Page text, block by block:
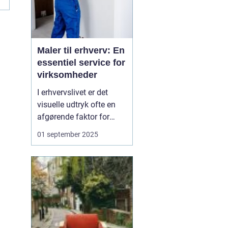
Maler til erhverv: En
essentiel service for
virksomheder
I erhvervslivet er det
visuelle udtryk ofte en
afgørende faktor for
virksomheders succes.
En flot og velholdt
et godt
førstehåndsindtryk; det
kan også påvirke
arbejdsmiljøet og
medarbejder...
01 september 2025